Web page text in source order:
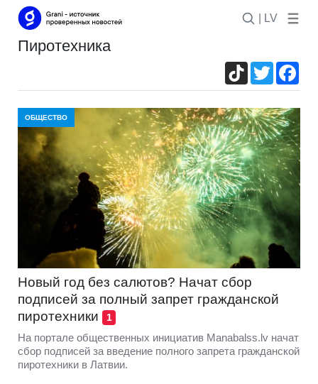
| LV
пиротехника
TikTokTwitter
ОБЩЕСТВО
Новый год без салютов? Начат сбор
подписей за полный запрет гражданской
пиротехники
1
На портале общественных инициатив Manabalss.lv начат
сбор подписей за введение полного запрета гражданской
пиротехники в Латвии.